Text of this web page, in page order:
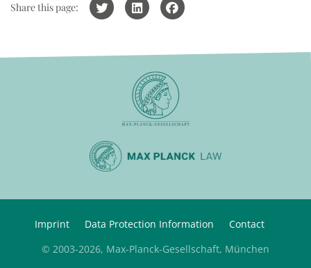
Share this page:
Imprint Data Protection Information
Contact
© 2003-2026, Max-Planck-Gesellschaft, München